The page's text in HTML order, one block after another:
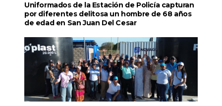
Uniformados de la Estación de Policía capturan
por diferentes delitosa un hombre de 68 años
de edad en San Juan Del Cesar